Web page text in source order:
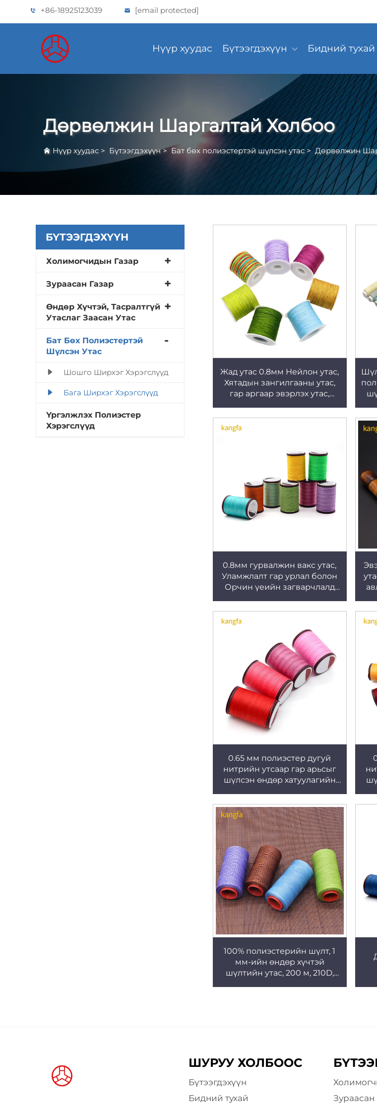
+86-18925123039 [email protected]
Нүүр хуудас Бүтээгдэхүүн Бидний тухай
Дөрвөлжин Шаргалтай Холбоо
Нүүр хуудас > Бүтээгдэхүүн> Бат бөх полиэстертэй шүлсэн утас>Дөрвөлжин
БҮТЭЭГДЭХҮҮН
Холимогчидын Газар
Зураасан Газар
Өндөр Хүчтэй, Тасралтгүй
Утаслаг Заасан Утас
Бат Бөх Полиэстертэй
Шүлсэн Утас
Шошго Ширхэг Хэрэгслүүд
Бага Ширхэг Хэрэгслүүд
Үргэлжлэх Полиэстер
Хэрэгслүүд
Жад утас 0.8мм Нейлон утас,
Хятадын зангилгааны утас,
гар аргаар эвэрлэх утас,
0.8мм гурвалжин вакс утас,
Уламжлалт гар урлал болон
Орчин үеийн загварчлалд
0.65 мм полиэстер дугуй
нитрийн утсаар гар арьсыг
шүлсэн өндөр хатуулагийн
брендүүд
100% полиэстерийн шүлт, 1
мм-ийн өндөр хүчтэй
шүлтийн утас, 200 м, 210D,
ШУРУУ ХОЛБООС
Бүтээгдэхүүн
Бидний тухай
Зураасан